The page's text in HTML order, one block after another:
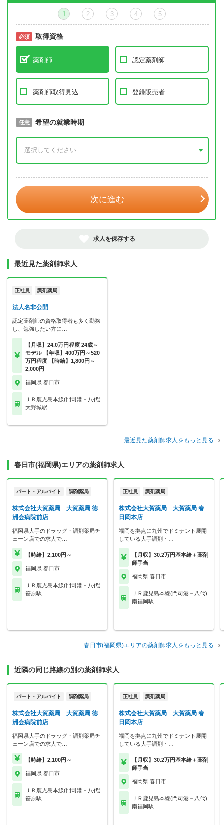
1 2 3 4 5
必須 取得資格
薬剤師 認定薬剤師
薬剤師取得見込 登録販売者
必須 取得予定年
任意 希望の就業時期
次に進む
求人を保存する
最近見た薬剤師求人
正社員 調剤薬局
法人名非公開
認定薬剤師の資格取得者も多く勤務
し、勉強したい方に…
【月収】24.0万円程度 24歳～
モデル 【年収】400万円～520
万円程度 【時給】1,800円～
2,000円
福岡県 春日市
ＪＲ鹿児島本線(門司港－八代)
大野城駅
最近見た薬剤師求人をもっと見る
春日市(福岡県)エリアの薬剤師求人
パート・アルバイト 調剤薬局
株式会社大賀薬局 大賀薬局 徳
洲会病院前店
福岡県大手のドラッグ・調剤薬局チ
ェーン店での求人で…
【時給】2,100円～
福岡県 春日市
ＪＲ鹿児島本線(門司港－八代)
笹原駅
正社員 調剤薬局
株式会社大賀薬局 大賀薬局 春
日岡本店
福岡を拠点に九州でドミナント展開
している大手調剤・…
【月収】30.2万円基本給＋薬剤
師手当
福岡県 春日市
ＪＲ鹿児島本線(門司港－八代)
南福岡駅
春日市(福岡県)エリアの薬剤師求人をもっと見る
近隣の同じ路線の別の薬剤師求人
パート・アルバイト 調剤薬局
株式会社大賀薬局 大賀薬局 徳
洲会病院前店
福岡県大手のドラッグ・調剤薬局チ
ェーン店での求人で…
【時給】2,100円～
福岡県 春日市
ＪＲ鹿児島本線(門司港－八代)
笹原駅
正社員 調剤薬局
株式会社大賀薬局 大賀薬局 春
日岡本店
福岡を拠点に九州でドミナント展開
している大手調剤・…
【月収】30.2万円基本給＋薬剤
師手当
福岡県 春日市
ＪＲ鹿児島本線(門司港－八代)
南福岡駅